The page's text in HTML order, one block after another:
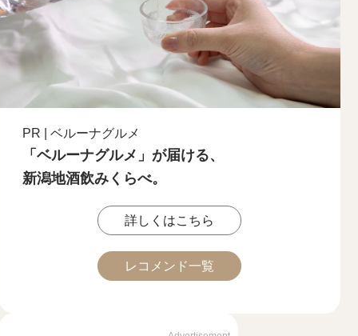
PR | ベルーナグルメ
「ベルーナグルメ」が届ける、
新潟地酒飲みくらべ。
詳しくはこちら
レコメンド一覧